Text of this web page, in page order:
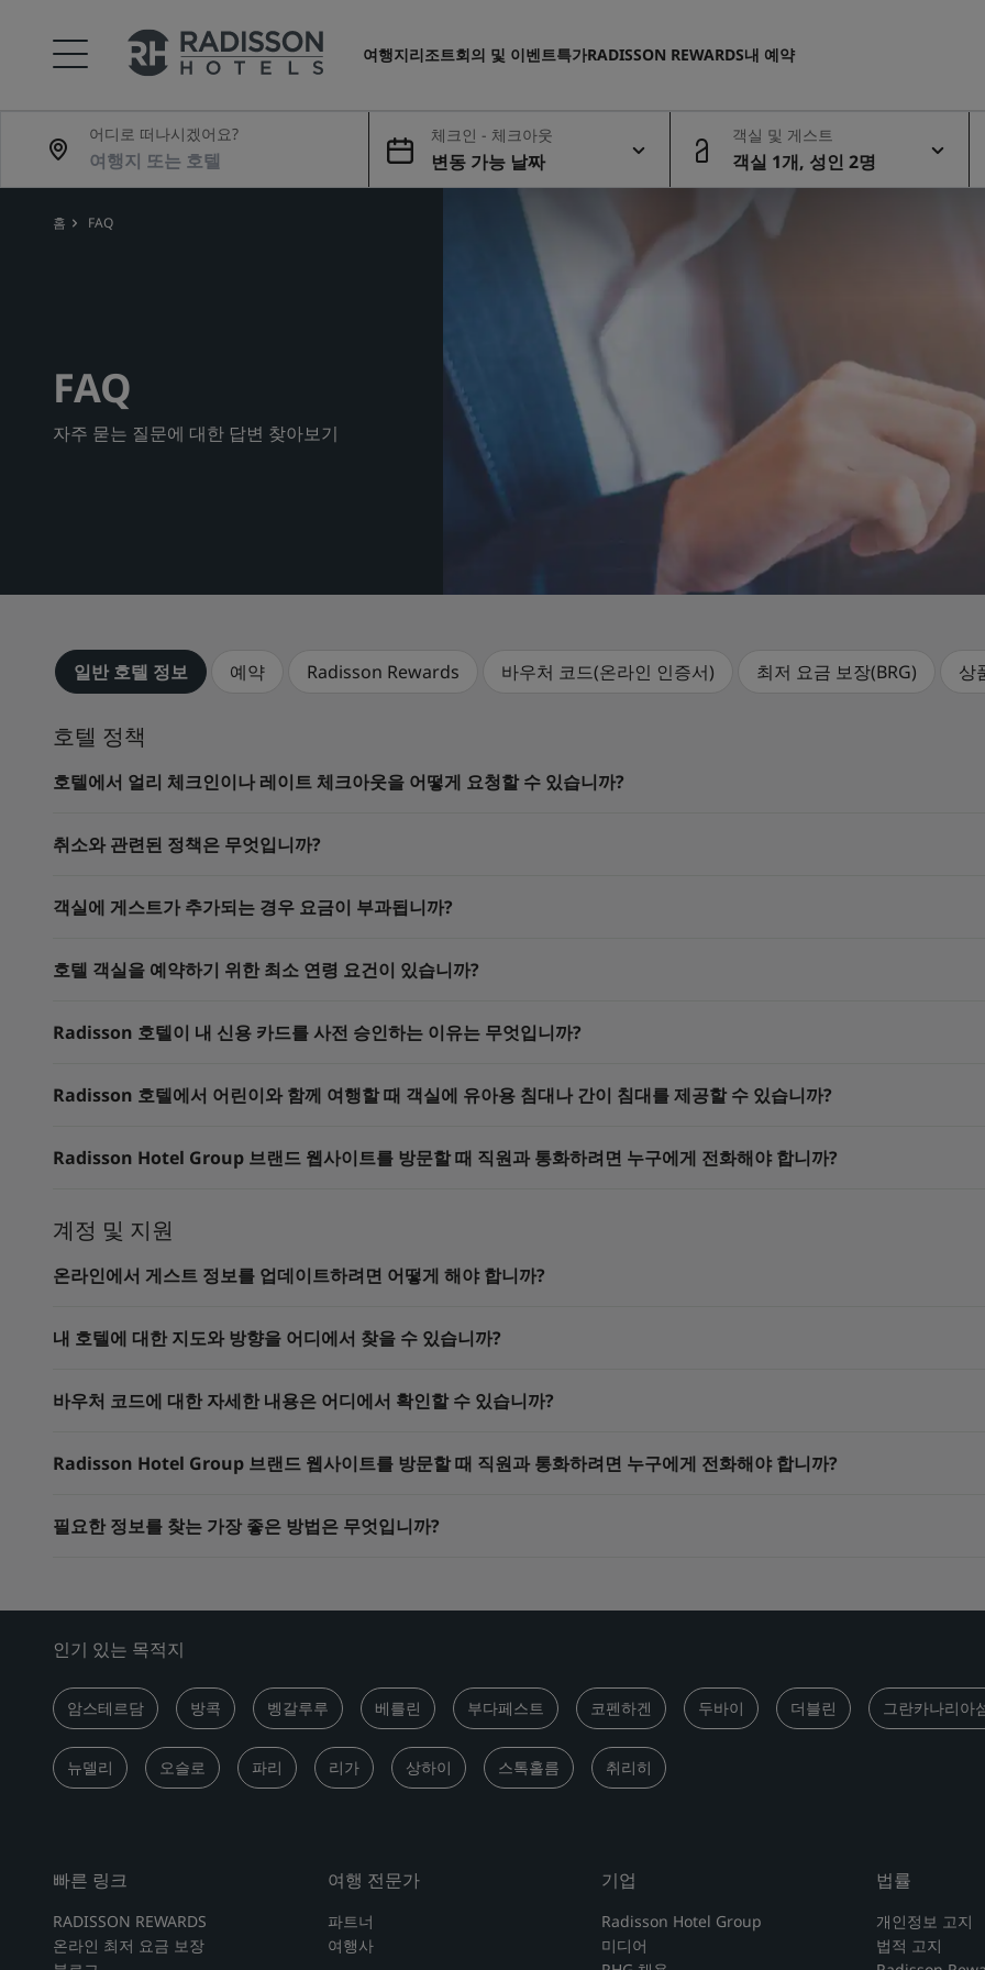
여행지리조트회의 및 이벤트특가RADISSON REWARDS내 예약
어디로 떠나시겠어요? 체크인 - 체크아웃
변동 가능 날짜
객실 및 게스트
객실 1개, 성인 2명
홈 FAQ
FAQ
자주 묻는 질문에 대한 답변 찾아보기
일반 호텔 정보 예약 Radisson Rewards 바우처 코드(온라인 인증서) 최저 요금 보장(BRG) 상
호텔 정책
호텔에서 얼리 체크인이나 레이트 체크아웃을 어떻게 요청할 수 있습니까?
취소와 관련된 정책은 무엇입니까?
객실에 게스트가 추가되는 경우 요금이 부과됩니까?
호텔 객실을 예약하기 위한 최소 연령 요건이 있습니까?
Radisson 호텔이 내 신용 카드를 사전 승인하는 이유는 무엇입니까?
Radisson 호텔에서 어린이와 함께 여행할 때 객실에 유아용 침대나 간이 침대를 제공할 수 있습니까?
Radisson Hotel Group 브랜드 웹사이트를 방문할 때 직원과 통화하려면 누구에게 전화해야 합니까?
계정 및 지원
온라인에서 게스트 정보를 업데이트하려면 어떻게 해야 합니까?
내 호텔에 대한 지도와 방향을 어디에서 찾을 수 있습니까?
바우처 코드에 대한 자세한 내용은 어디에서 확인할 수 있습니까?
Radisson Hotel Group 브랜드 웹사이트를 방문할 때 직원과 통화하려면 누구에게 전화해야 합니까?
필요한 정보를 찾는 가장 좋은 방법은 무엇입니까?
인기 있는 목적지
암스테르담 방콕 벵갈루루 베를린 부다페스트 코펜하겐 두바이 더블린 그란카나리아
뉴델리 오슬로 파리 리가 상하이 스톡홀름 취리히
빠른 링크
RADISSON REWARDS
온라인 최저 요금 보장
여행 전문가
파트너
여행사
기업
Radisson Hotel Group
미디어
법률
개인정보 고지
법적 고지